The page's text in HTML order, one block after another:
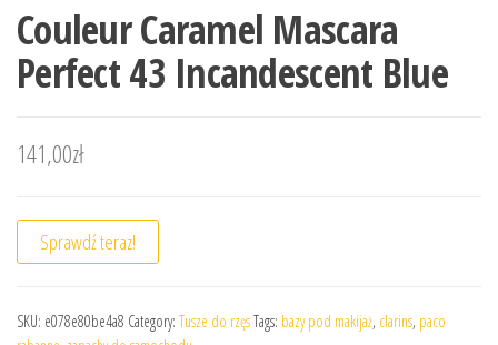
Couleur Caramel Mascara
Perfect 43 Incandescent Blue
141,00zł
Sprawdź teraz!
SKU: e078e80be4a8 Category: Tusze do rzęsTags: bazy pod makijaż, clarins, paco